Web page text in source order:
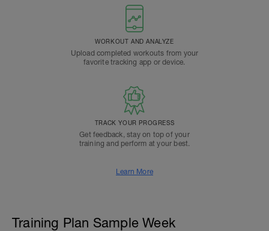
WORKOUT AND ANALYZE
Upload completed workouts from your
favorite tracking app or device.
TRACK YOUR PROGRESS
Get feedback, stay on top of your
training and perform at your best.
Learn More
Training Plan Sample Week